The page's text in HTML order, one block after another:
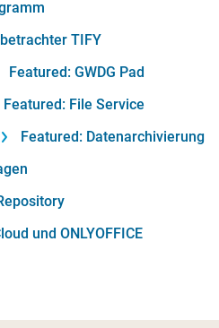
TIFY
Featured: GWDG Pad
Featured: File Service
Featured: Datenarchivierung
und ONLYOFFICE